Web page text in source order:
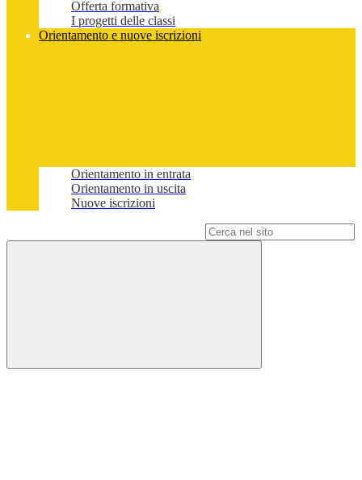
Offerta formativa
I progetti delle classi
Orientamento e nuove iscrizioni
Orientamento in entrata
Orientamento in uscita
Nuove iscrizioni